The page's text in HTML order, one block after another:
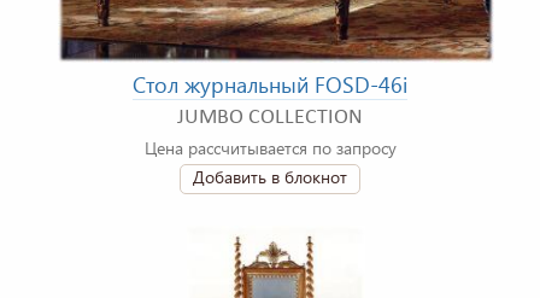
Стол журнальный FOSD-46i
JUMBO COLLECTION
Цена рассчитывается по запросу
Добавить в блокнот